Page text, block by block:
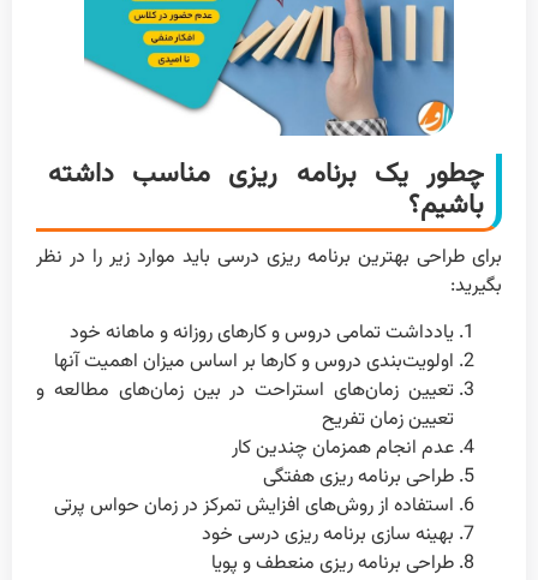
چطور یک برنامه ریزی مناسب داشته
باشیم؟
برای طراحی بهترین برنامه ریزی درسی باید موارد زیر را در نظر
بگیرید:
یادداشت تمامی دروس و کارهای روزانه و ماهانه خود
اولویت‌بندی دروس و کارها بر اساس میزان اهمیت آنها
تعیین زمان‌های استراحت در بین زمان‌های مطالعه و
تعیین زمان تفریح
عدم انجام همزمان چندین کار
طراحی برنامه ریزی هفتگی
استفاده از روش‌های افزایش تمرکز در زمان حواس پرتی
بهینه سازی برنامه ریزی درسی خود
طراحی برنامه ریزی منعطف و پویا